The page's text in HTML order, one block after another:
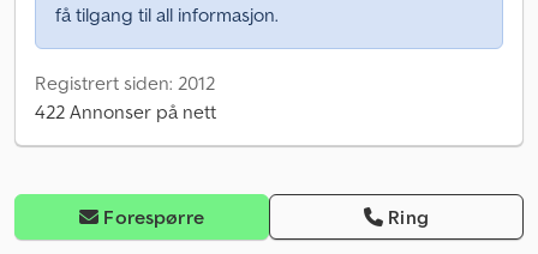
få tilgang til all informasjon.
Registrert siden: 2012
422 Annonser på nett
Forespørre Ring